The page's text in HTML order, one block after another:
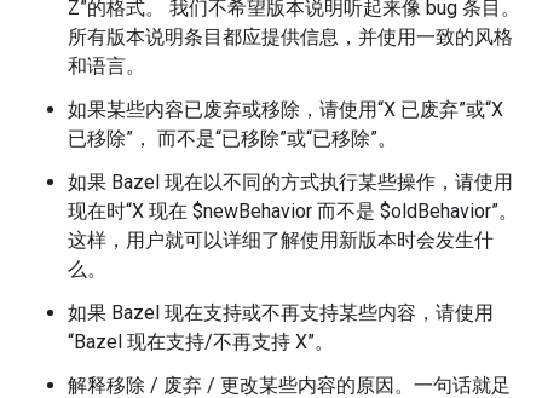
Z”的格式。 我们不希望版本说明听起来像 bug 条目。
所有版本说明条目都应提供信息，并使用一致的风格
和语言。
如果某些内容已废弃或移除，请使用“X 已废弃”或“X
已移除”， 而不是“已移除”或“已移除”。
如果 Bazel 现在以不同的方式执行某些操作，请使用
现在时“X 现在 $newBehavior 而不是 $oldBehavior”。
这样，用户就可以详细了解使用新版本时会发生什
么。
如果 Bazel 现在支持或不再支持某些内容，请使用
“Bazel 现在支持/不再支持 X”。
解释移除 / 废弃 / 更改某些内容的原因。一句话就足